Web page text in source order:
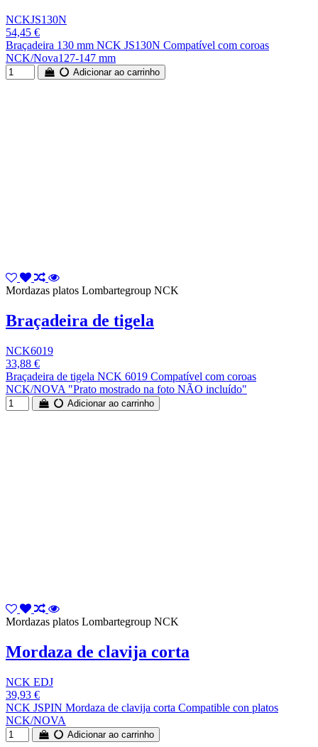
NCKJS130N
54,45 €
Braçadeira 130 mm NCK JS130N Compatível com coroas
NCK/Nova127-147 mm
Adicionar ao carrinho
Mordazas platos Lombartegroup NCK
Braçadeira de tigela
NCK6019
33,88 €
Braçadeira de tigela NCK 6019 Compatível com coroas
NCK/NOVA "Prato mostrado na foto NÃO incluído"
Adicionar ao carrinho
Mordazas platos Lombartegroup NCK
Mordaza de clavija corta
NCK EDJ
39,93 €
NCK JSPIN Mordaza de clavija corta Compatible con platos
NCK/NOVA
Adicionar ao carrinho